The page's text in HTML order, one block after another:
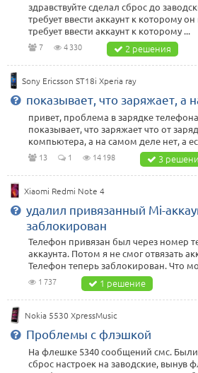
здравствуйте сделал сброс до
требует ввести аккаунт к которому
требует ввести аккаунт к которому ...
7 4 330 2 решения
Sony Ericsson ST18i Xperia ray
показывает, что заряжает, а
привет, проблема в зарядке
показывает, что заряжает что от
компьютера, а на самом деле нет, а
13 1 14 198 3
Xiaomi Redmi Note 4
удалил привязанный Mi-
заблокирован
Телефон привязан был через номер
аккаунта. Потом я не смог отвязать
Телефон теперь заблокирован. Что
1 737 1 решение
Nokia 5530 XpressMusic
Проблемы с флэшкой
На флешке 5340 сообщений смс.
сброс настроек на заводские, вынув